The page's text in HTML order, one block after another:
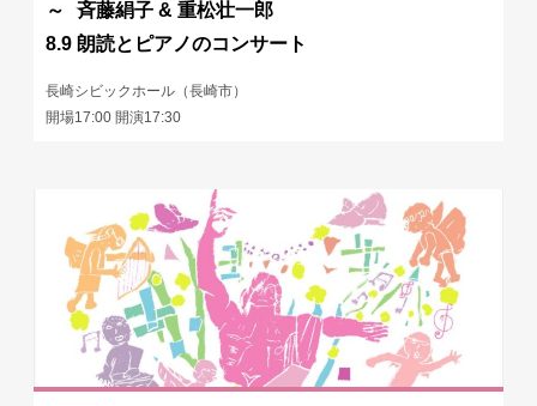
～ 斉藤絹子 & 重松壮一郎
8.9 朗読とピアノのコンサート
長崎シビックホール（長崎市）
開場17:00 開演17:30